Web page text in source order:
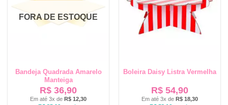
FORA DE ESTOQUE
Bandeja Quadrada Amarelo
Manteiga
R$ 36,90
Em até 3x de R$ 12,30
Boleira Daisy Listra Vermelha
R$ 54,90
Em até 3x de R$ 18,30